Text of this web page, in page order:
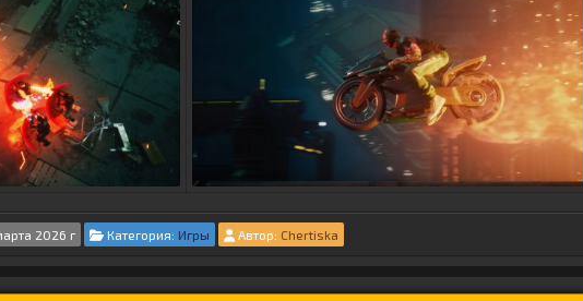
2026 г Категория: Игры Автор: Chertiska